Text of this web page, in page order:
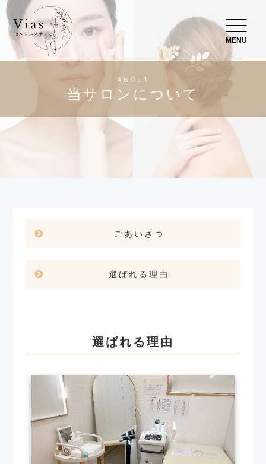
MENU
ABOUT
当サロンについて
ごあいさつ
選ばれる理由
選ばれる理由